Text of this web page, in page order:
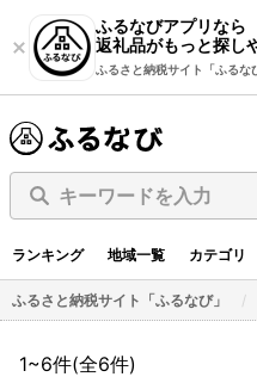
ふるなびアプリなら
返礼品がもっと探し
ふるさと納税サイト「ふるな
キーワードを入力
ランキング 地域一覧 カテゴリ
ふるさと納税サイト「ふるなび」
1~6件(全6件)